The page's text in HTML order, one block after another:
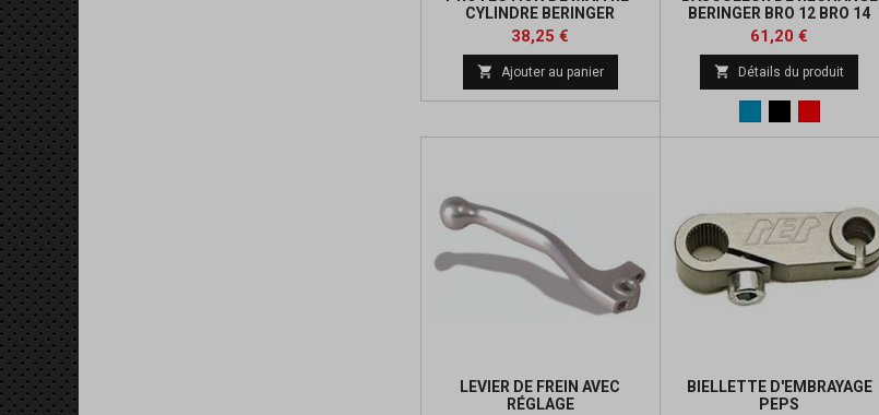
CYLINDRE BERINGER
Prix
38,25 €
base
 Ajouter au panier
BERINGER BRO 12 BRO 14
Prix
61,20 €
base
 Détails du produit
LEVIER DE FREIN AVEC
RÉGLAGE
BIELLETTE D'EMBRAYAGE
PEPS